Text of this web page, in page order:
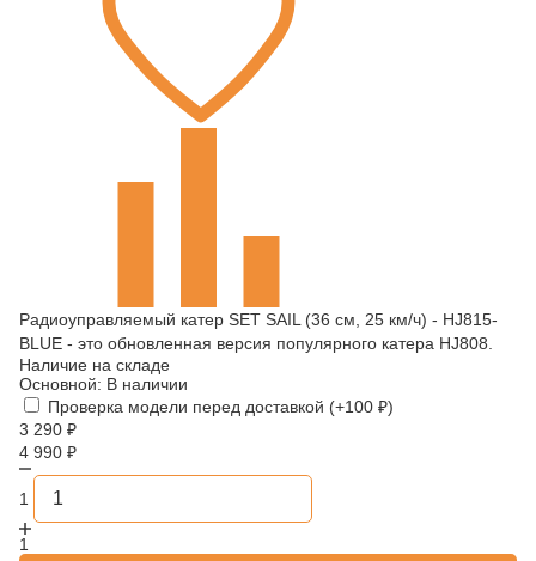
Радиоуправляемый катер SET SAIL (36 см, 25 км/ч) - HJ815-
BLUE - это обновленная версия популярного катера HJ808.
Наличие на складе
Основной: В наличии
Проверка модели перед доставкой (+100 ₽)
3 290 ₽
4 990 ₽
1
1